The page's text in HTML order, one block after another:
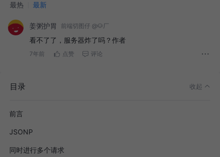
最热 最新
姜粥护胃 前端切图仔 @🐶厂
看不了了，服务器炸了吗？作者
7年前 点赞 评论
目录 收起
前言
JSONP
同时进行多个请求